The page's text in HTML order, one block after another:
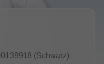
(Schwarz)